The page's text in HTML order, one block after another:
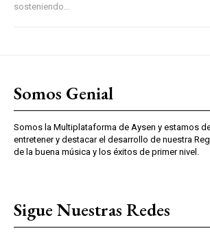
sosteniendo...
Somos Genial
Somos la Multiplataforma de Aysen y estamos
entretener y destacar el desarrollo de nuestra
de la buena música y los éxitos de primer nivel.
Sigue Nuestras Redes